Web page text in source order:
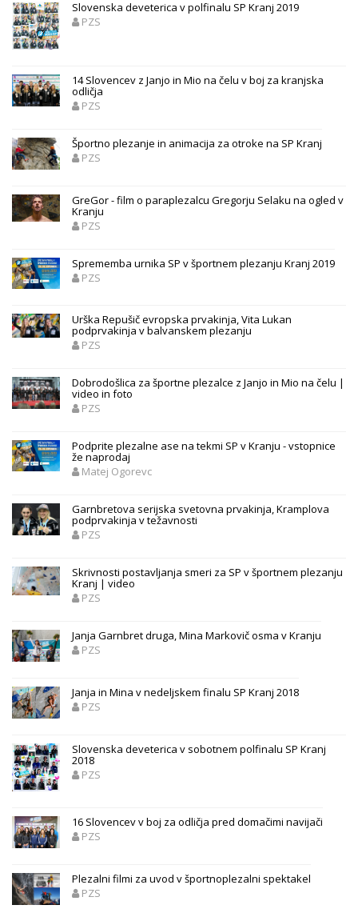
Slovenska deveterica v polfinalu SP Kranj 2019
PZS
14 Slovencev z Janjo in Mio na čelu v boj za kranjska
odličja
PZS
Športno plezanje in animacija za otroke na SP Kranj
PZS
GreGor - film o paraplezalcu Gregorju Selaku na ogled v
Kranju
PZS
Sprememba urnika SP v športnem plezanju Kranj 2019
PZS
Urška Repušič evropska prvakinja, Vita Lukan
podprvakinja v balvanskem plezanju
PZS
Dobrodošlica za športne plezalce z Janjo in Mio na čelu |
video in foto
PZS
Podprite plezalne ase na tekmi SP v Kranju - vstopnice
že naprodaj
Matej Ogorevc
Garnbretova serijska svetovna prvakinja, Kramplova
podprvakinja v težavnosti
PZS
Skrivnosti postavljanja smeri za SP v športnem plezanju
Kranj | video
PZS
Janja Garnbret druga, Mina Markovič osma v Kranju
PZS
Janja in Mina v nedeljskem finalu SP Kranj 2018
PZS
Slovenska deveterica v sobotnem polfinalu SP Kranj
2018
PZS
16 Slovencev v boj za odličja pred domačimi navijači
PZS
Plezalni filmi za uvod v športnoplezalni spektakel
PZS